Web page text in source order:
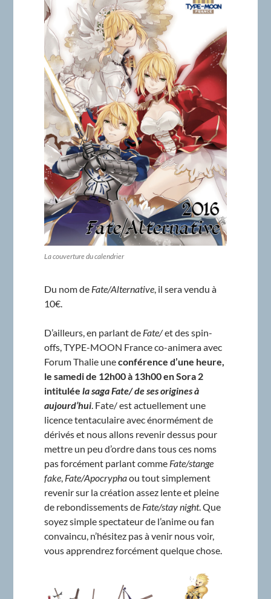
La couverture du calendrier
Du nom de Fate/Alternative, il sera vendu à
10€.
D’ailleurs, en parlant de Fate/et des spin-
offs, TYPE-MOON France co-animera avec
Forum Thalie uneconférence d’une heure,
le samedi de 12h00 à 13h00 en Sora 2
intitulée la saga Fate/ de ses origines à
aujourd’hui. Fate/ est actuellement une
licence tentaculaire avec énormément de
dérivés et nous allons revenir dessus pour
mettre un peu d’ordre dans tous ces noms
pas forcément parlant comme Fate/stange
fake, Fate/Apocryphaou tout simplement
revenir sur la création assez lente et pleine
de rebondissements de Fate/stay night. Que
soyez simple spectateur de l’anime ou fan
convaincu, n’hésitez pas à venir nous voir,
vous apprendrez forcément quelque chose.